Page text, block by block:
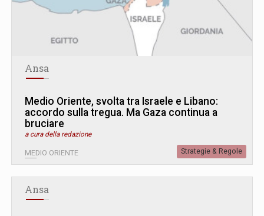
Ansa
Medio Oriente, svolta tra Israele e Libano:
accordo sulla tregua. Ma Gaza continua a
bruciare
a cura della redazione
MEDIO ORIENTE Strategie & Regole
Ansa